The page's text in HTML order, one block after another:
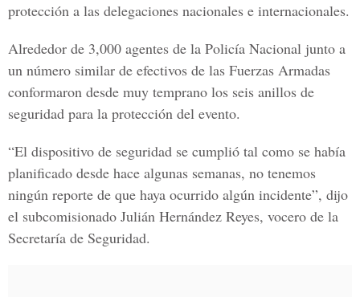
protección a las delegaciones nacionales e internacionales.
Alrededor de 3,000 agentes de la Policía Nacional junto a
un número similar de efectivos de las Fuerzas Armadas
conformaron desde muy temprano los seis anillos de
seguridad para la protección del evento.
“El dispositivo de seguridad se cumplió tal como se había
planificado desde hace algunas semanas, no tenemos
ningún reporte de que haya ocurrido algún incidente”, dijo
el subcomisionado Julián Hernández Reyes, vocero de la
Secretaría de Seguridad.